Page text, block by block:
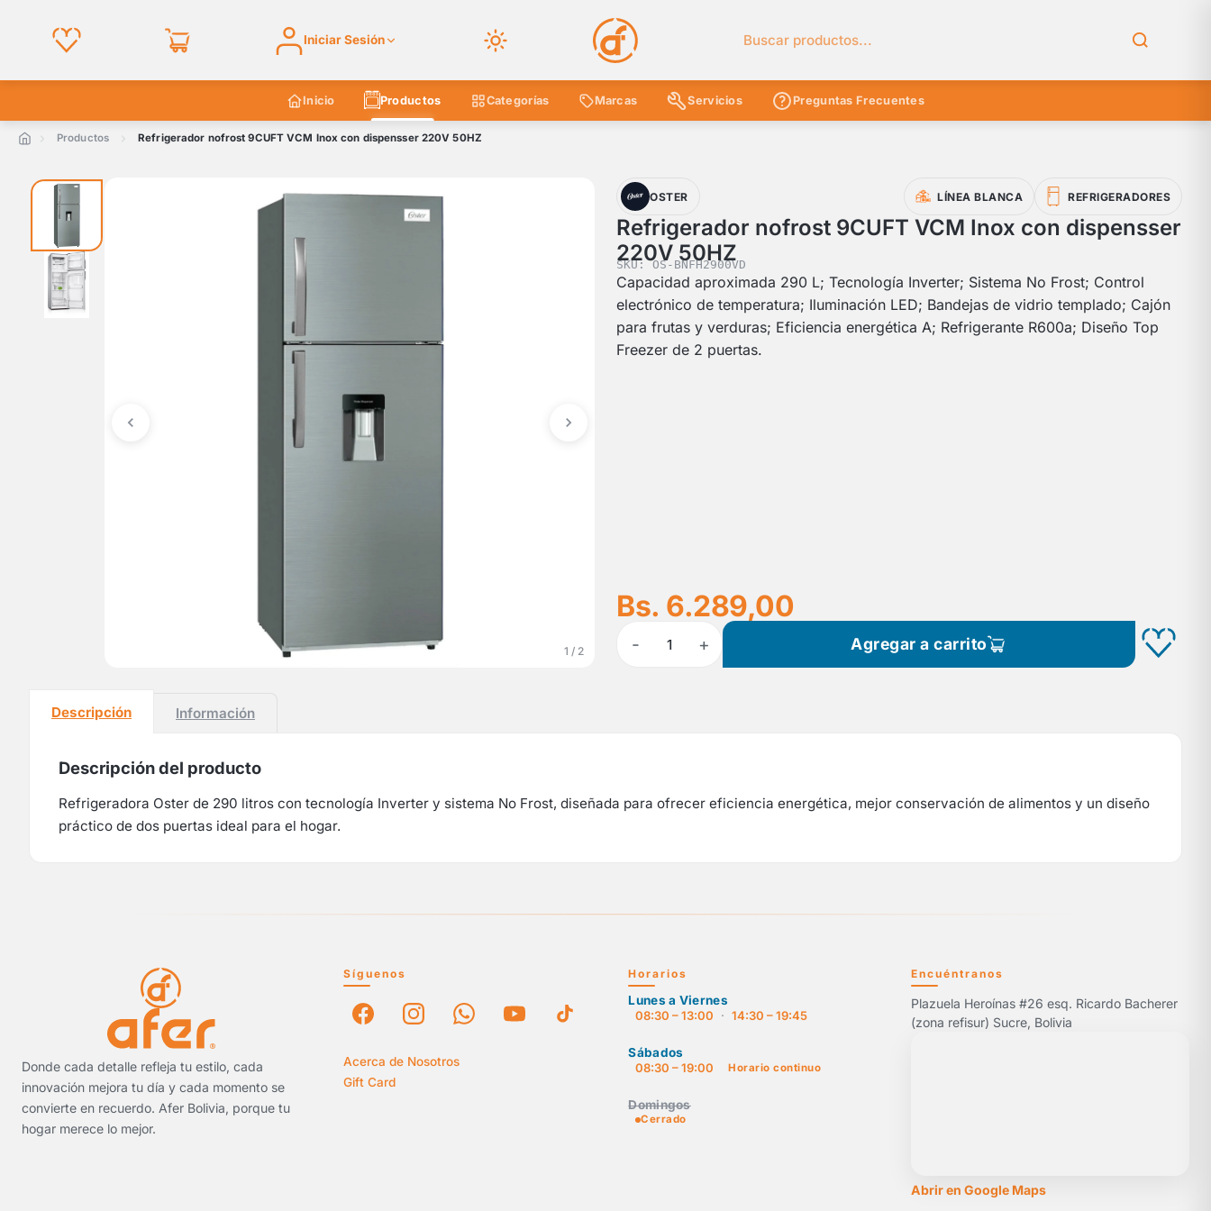
Iniciar Sesión Buscar en el catálogo
Inicio Productos Categorías Marcas Servicios Preguntas Frecuentes
Productos Refrigerador nofrost 9CUFT VCM Inox con dispensser 220V 50HZ
1 / 2
OSTER LÍNEA BLANCA REFRIGERADORES
Refrigerador nofrost 9CUFT VCM Inox con dispensser
220V 50HZ
SKU: OS-BNFH2900VD
Capacidad aproximada 290 L; Tecnología Inverter; Sistema No Frost; Control
electrónico de temperatura; Iluminación LED; Bandejas de vidrio templado; Cajón
para frutas y verduras; Eficiencia energética A; Refrigerante R600a; Diseño Top
Freezer de 2 puertas.
Bs. 6.289,00
- 1 + Agregar a carrito
Descripción Información
Descripción del producto
Refrigeradora Oster de 290 litros con tecnología Inverter y sistema No Frost, diseñada para ofrecer eficiencia energética, mejor conservación de alimentos y un diseño
práctico de dos puertas ideal para el hogar.
Donde cada detalle refleja tu estilo, cada
innovación mejora tu día y cada momento se
convierte en recuerdo. Afer Bolivia, porque tu
hogar merece lo mejor.
Síguenos
Acerca de Nosotros
Gift Card
Horarios
Lunes a Viernes
08:30 – 13:00
· 14:30 – 19:45
Sábados
08:30 – 19:00
Horario continuo
Domingos
Cerrado
Encuéntranos
Plazuela Heroínas #26 esq. Ricardo Bacherer
(zona refisur) Sucre, Bolivia
Abrir en Google Maps